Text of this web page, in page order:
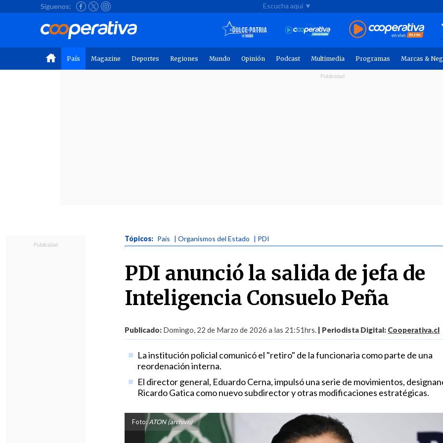
Síguenos: Escucha aquí ▼
País Magazine Deportes Regiones Mundo Opinión Podcast Multimedia Programas Marcas &
Tópicos: País | Organismos del Estado | PDI
PDI anunció la salida de jefa de
Inteligencia Consuelo Peña
Publicado: Domingo, 22 de Marzo de 2026 a las 21:51hrs. | Periodista Digital: Cooperativa.cl
La institución policial comunicó el "retiro" de la funcionaria como parte de una
reordenación interna.
El director general, Eduardo Cerna, impulsó una serie de movimientos,
Ricardo Gatica como nuevo subdirector y otras modificaciones estratégicas.
Foto:ATON (archivo)